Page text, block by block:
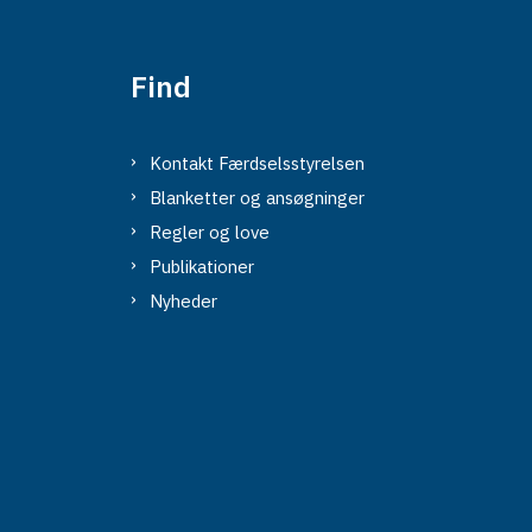
Find
Kontakt Færdselsstyrelsen
Blanketter og ansøgninger
Regler og love
Publikationer
Nyheder